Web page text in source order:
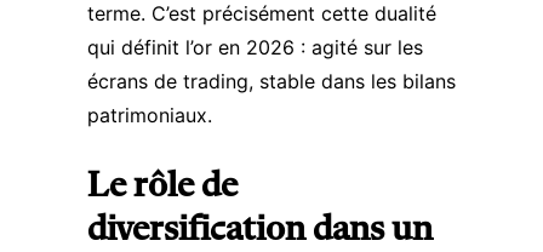
terme. C’est précisément cette dualité
qui définit l’or en 2026 : agité sur les
écrans de trading, stable dans les bilans
patrimoniaux.
Le rôle de
diversification dans un